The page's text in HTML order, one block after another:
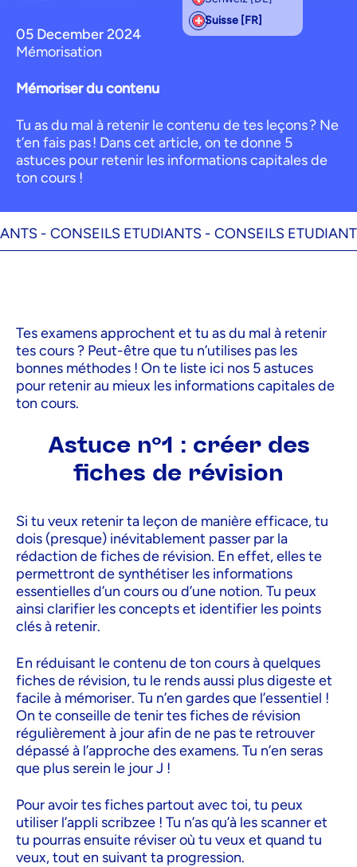
Suisse [FR]
05 December 2024
Mémorisation
Mémoriser du contenu
Tu as du mal à retenir le contenu de tes leçons ? Ne
t’en fais pas ! Dans cet article, on te donne 5
astuces pour retenir les informations capitales de
ton cours !
-CONSEILS ETUDIANTS -CONSEILS ETUDIANTS -
Tes examens approchent et tu as du mal à retenir
tes cours ? Peut-être que tu n’utilises pas les
bonnes méthodes ! On te liste ici nos 5 astuces
pour retenir au mieux les informations capitales de
ton cours.
Astuce n°1 : créer des
fiches de révision
Si tu veux retenir ta leçon de manière efficace, tu
dois (presque) inévitablement passer par la
rédaction de fiches de révision. En effet, elles te
permettront de synthétiser les informations
essentielles d’un cours ou d’une notion. Tu peux
ainsi clarifier les concepts et identifier les points
clés à retenir.
En réduisant le contenu de ton cours à quelques
fiches de révision, tu le rends aussi plus digeste et
facile à mémoriser. Tu n’en gardes que l’essentiel !
On te conseille de tenir tes fiches de révision
régulièrement à jour afin de ne pas te retrouver
dépassé à l’approche des examens. Tu n’en seras
que plus serein le jour J !
Pour avoir tes fiches partout avec toi, tu peux
utiliser l’appli scribzee ! Tu n’as qu’à les scanner et
tu pourras ensuite réviser où tu veux et quand tu
veux, tout en suivant ta progression.